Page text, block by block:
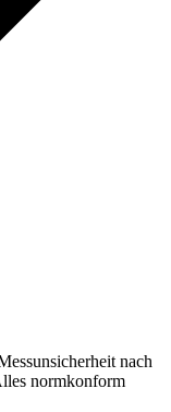
nach
normkonform